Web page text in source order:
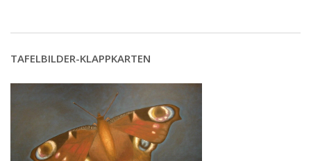
TAFELBILDER-KLAPPKARTEN